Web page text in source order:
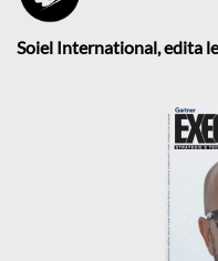
Soiel International, edita